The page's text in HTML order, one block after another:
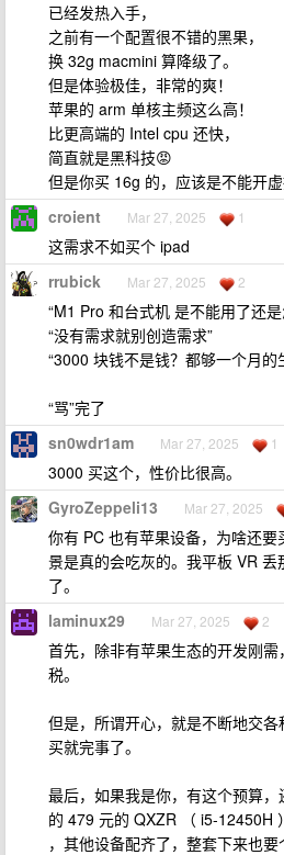
已经发热入手，
之前有一个配置很不错的黑果，
换 32g macmini 算降级了。
但是体验极佳，非常的爽！
苹果的 arm 单核主频这么高！
比更高端的 Intel cpu 还快，
简直就是黑科技😡
但是你买 16g 的，应该是不能开
croient Mar 27, 2025 1
这需求不如买个 ipad
rrubick Mar 27, 2025 2
“M1 Pro 和台式机 是不能用了还
“没有需求就别创造需求”
“3000 块钱不是钱？都够一个月的
“骂”完了
sn0wdr1am Mar 27, 2025 1
3000 买这个，性价比很高。
GyroZeppeli13 Mar 27, 2025
你有 PC 也有苹果设备，为啥还
景是真的会吃灰的。我平板 VR
了。
laminux29 Mar 27, 2025 2
首先，除非有苹果生态的开发刚
税。
但是，所谓开心，就是不断地交各
买就完事了。
最后，如果我是你，有这个预算
的 479 元的 QXZR （ i5-12450H
，其他设备配齐了，整套下来也要